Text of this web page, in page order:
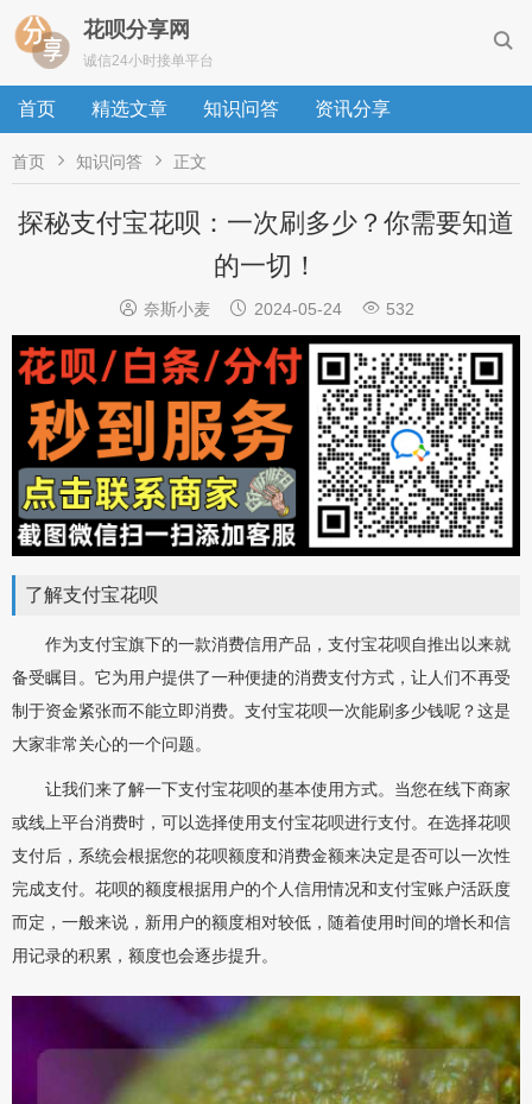

花呗分享网
诚信24小时接单平台
首页 精选文章 知识问答 资讯分享
首页  知识问答  正文
探秘支付宝花呗：一次刷多少？你需要知道
的一切！
 奈斯小麦  2024-05-24  532
了解支付宝花呗
作为支付宝旗下的一款消费信用产品，支付宝花呗自推出以来就
备受瞩目。它为用户提供了一种便捷的消费支付方式，让人们不再受
制于资金紧张而不能立即消费。支付宝花呗一次能刷多少钱呢？这是
大家非常关心的一个问题。
让我们来了解一下支付宝花呗的基本使用方式。当您在线下商家
或线上平台消费时，可以选择使用支付宝花呗进行支付。在选择花呗
支付后，系统会根据您的花呗额度和消费金额来决定是否可以一次性
完成支付。花呗的额度根据用户的个人信用情况和支付宝账户活跃度
而定，一般来说，新用户的额度相对较低，随着使用时间的增长和信
用记录的积累，额度也会逐步提升。